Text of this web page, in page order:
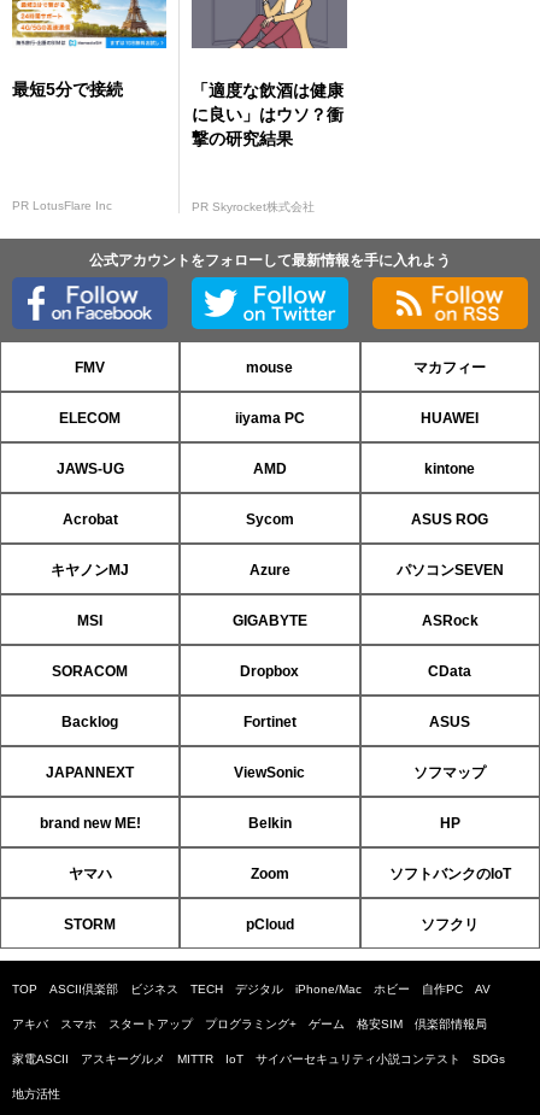
最短5分で接続
PR LotusFlare Inc
「適度な飲酒は健康
に良い」はウソ？衝
撃の研究結果
PR Skyrocket株式会社
公式アカウントをフォローして最新情報を手に入れよう
FMV mouse マカフィー
ELECOM iiyama PC HUAWEI
JAWS-UG AMD kintone
Acrobat Sycom ASUS ROG
キヤノンMJ Azure パソコンSEVEN
MSI GIGABYTE ASRock
SORACOM Dropbox CData
Backlog Fortinet ASUS
JAPANNEXT ViewSonic ソフマップ
brand new ME! Belkin HP
ヤマハ Zoom ソフトバンクのIoT
STORM pCloud ソフクリ
TOP ASCII倶楽部 ビジネス TECH デジタル iPhone/Mac ホビー 自作PC AV
アキバ スマホ スタートアップ プログラミング+ ゲーム 格安SIM 倶楽部情報局
家電ASCII アスキーグルメ MITTR IoT サイバーセキュリティ小説コンテスト SDGs
地方活性